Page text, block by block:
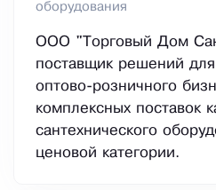
оборудования
ООО "Торговый Дом
поставщик решений для
оптово-розничного
комплексных поставок
сантехнического
ценовой категории.